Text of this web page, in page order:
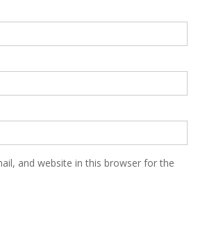
and website in this browser for the